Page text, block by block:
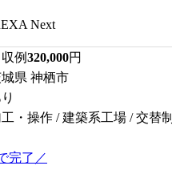
Next
収例320,000円
県 神栖市
・操作 / 建築系工場 / 交替制
完了／